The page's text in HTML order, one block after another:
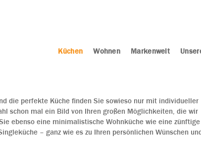
Küchen Wohnen Markenwelt
die perfekte Küche finden Sie sowieso nur mit individueller
schon mal ein Bild von Ihren großen Möglichkeiten, die wir
ebenso eine minimalistische Wohnküche wie eine zünftige
– ganz wie es zu Ihren persönlichen Wünschen